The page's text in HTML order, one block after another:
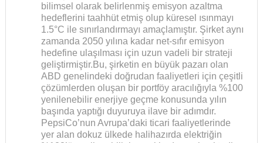
bilimsel olarak belirlenmiş emisyon azaltma
hedeflerini taahhüt etmiş olup küresel ısınmayı
1.5°C ile sınırlandırmayı amaçlamıştır. Şirket aynı
zamanda 2050 yılına kadar net-sıfır emisyon
hedefine ulaşılması için uzun vadeli bir strateji
geliştirmiştir.Bu, şirketin en büyük pazarı olan
ABD genelindeki doğrudan faaliyetleri için çeşitli
çözümlerden oluşan bir portföy aracılığıyla %100
yenilenebilir enerjiye geçme konusunda yılın
başında yaptığı duyuruya ilave bir adımdır.
PepsiCo’nun Avrupa’daki ticari faaliyetlerinde
yer alan dokuz ülkede halihazırda elektriğin